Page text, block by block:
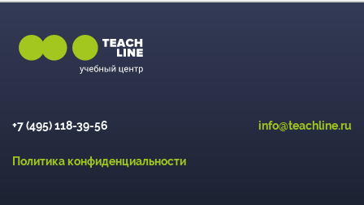
+7 (495) 118-39-56 info@teachline.ru
Политика конфиденциальности